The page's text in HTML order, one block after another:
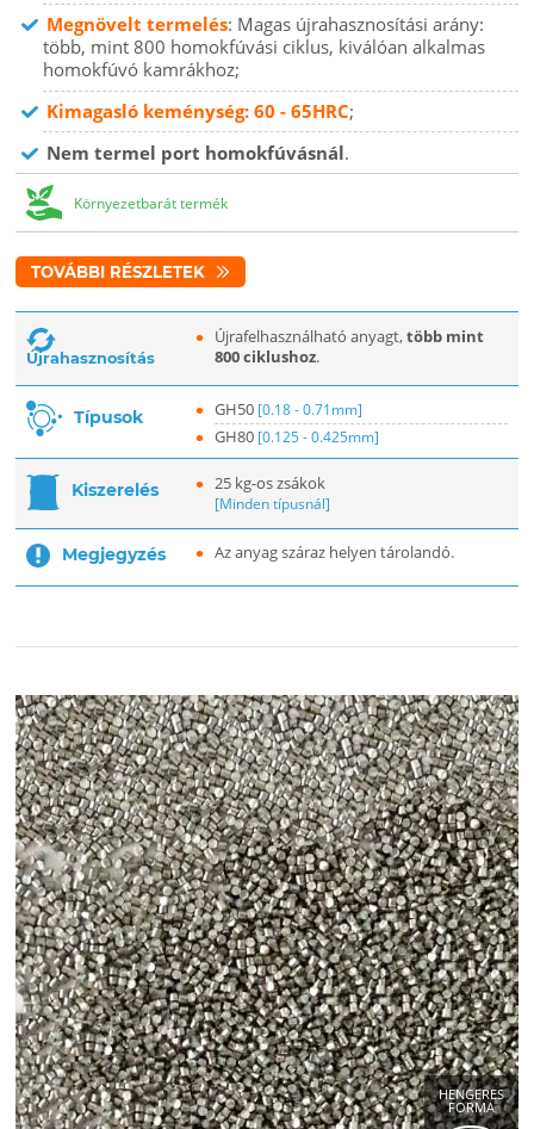
Megnövelt termelés: Magas újrahasznosítási arány:
több, mint 800 homokfúvási ciklus, kiválóan alkalmas
homokfúvó kamrákhoz;
Kimagasló keménység: 60 - 65HRC;
Nem termel port homokfúvásnál.
Környezetbarát termék
TOVÁBBI RÉSZLETEK
Újrahasznosítás
Újrafelhasználható anyagt,több mint
800 ciklushoz.
Típusok GH50 [0.18 - 0.71mm]
GH80 [0.125 - 0.425mm]
Kiszerelés 25 kg-os zsákok
[Minden típusnál]
Megjegyzés Az anyag száraz helyen tárolandó.
HENGERES
FORMA